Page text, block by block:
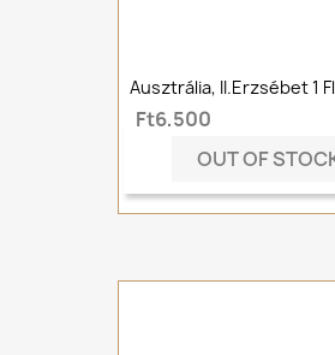
Ausztrália, II.Erzsébet 1
Ft6,500
OUT OF